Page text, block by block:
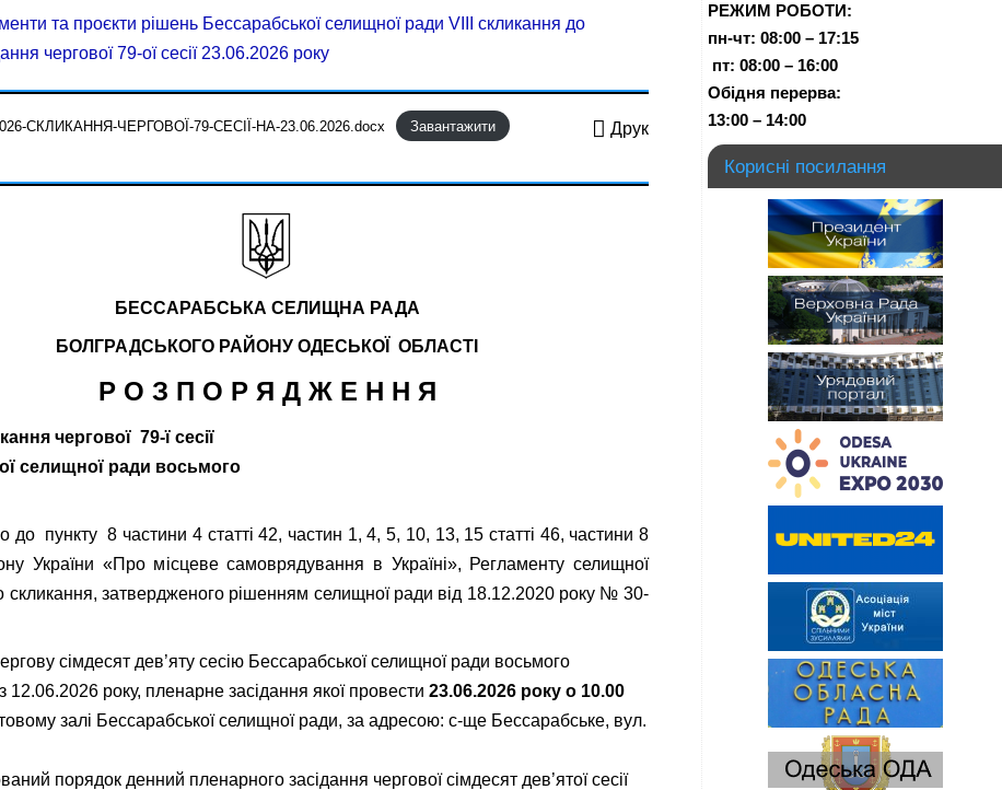
та проєкти рішень Бессарабської селищної ради VIII скликання до
чергової 79-ої сесії 23.06.2026 року
СКЛИКАННЯ-ЧЕРГОВОЇ-79-СЕСІЇ-НА-23.06.2026.docx Завантажити Друк
БЕССАРАБСЬКА СЕЛИЩНА РАДА
БОЛГРАДСЬКОГО РАЙОНУ ОДЕСЬКОЇ ОБЛАСТІ
Р О З П О Р Я Д Ж Е Н Н Я
чергової 79-ї сесії
селищної ради восьмого
до пункту 8 частини 4 статті 42, частин 1, 4, 5, 10, 13, 15 статті 46, частини 8
України «Про місцеве самоврядування в Україні», Регламенту селищної
скликання, затвердженого рішенням селищної ради від 18.12.2020 року № 30-
сімдесят дев’яту сесію Бессарабської селищної ради восьмого
12.06.2026 року, пленарне засідання якої провести 23.06.2026 року о 10.00
залі Бессарабської селищної ради, за адресою: с-ще Бессарабське, вул.
порядок денний пленарного засідання чергової сімдесят дев’ятої сесії
РЕЖИМ РОБОТИ:
пн-чт: 08:00 – 17:15
пт: 08:00 – 16:00
Обідня перерва:
13:00 – 14:00
Корисні посилання